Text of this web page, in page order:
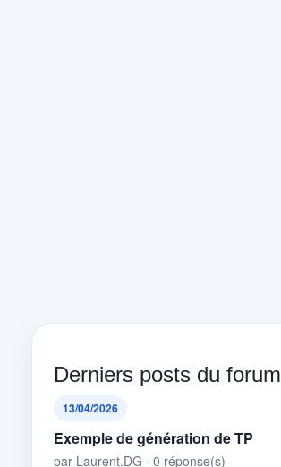
Derniers posts du forum
13/04/2026
Exemple de génération de TP
par Laurent.DG · 0 réponse(s)